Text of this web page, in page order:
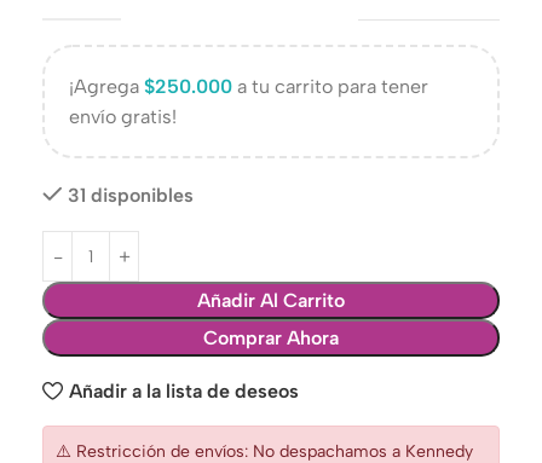
¡Agrega $250.000 a tu carrito para tener
envío gratis!
31 disponibles
Añadir Al Carrito
Comprar Ahora
Añadir a la lista de deseos
⚠️ Restricción de envíos: No despachamos a Kennedy